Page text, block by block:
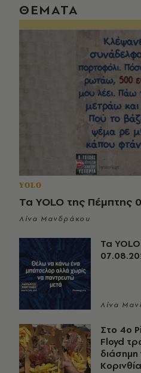
ΘΕΜΑΤΑ
YOLO
Τα YOLO της Πέμπτης
Λίνα Μανδράκου
Τα
Λίνα
Στο 4ο
Floyd